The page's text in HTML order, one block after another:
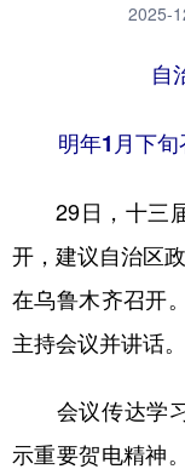
人事频道
地方频道
辽宁
2025-
自
明年1月下
29日，十三届
开，建议自治区
在乌鲁木齐召开
主持会议并讲话。
会议传达学习
示重要贺电精神